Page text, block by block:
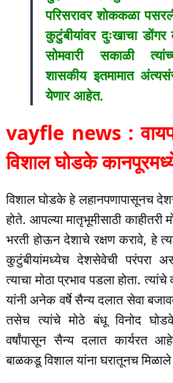
परिसरावर शोककळा
कुटुंबीयांवर दुःखाचा
सोमवारी सकाळी
शासकीय इतमामात
येणार आहेत.
vayfle news :
विशाल घोडके
विशाल घोडके हे लहानपणापासूनच
होते. आपल्या मातृभूमीसाठी काहीतरी
भरती होऊन देशाचे रक्षण करावे, हे
कुटुंबीयांमध्येच देशसेवेची परंपरा
त्याचा मोठा प्रभाव पडला होता.
यांनी अनेक वर्षे सैन्य दलात सेवा
तसेच त्यांचे मोठे बंधू विनोद
वर्षांपासून सैन्य दलात कार्यरत
बाळकडू विशाल यांना घरातूनच मिळाले